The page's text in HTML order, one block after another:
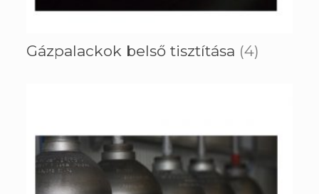
Gázpalackok belső tisztítása (4)